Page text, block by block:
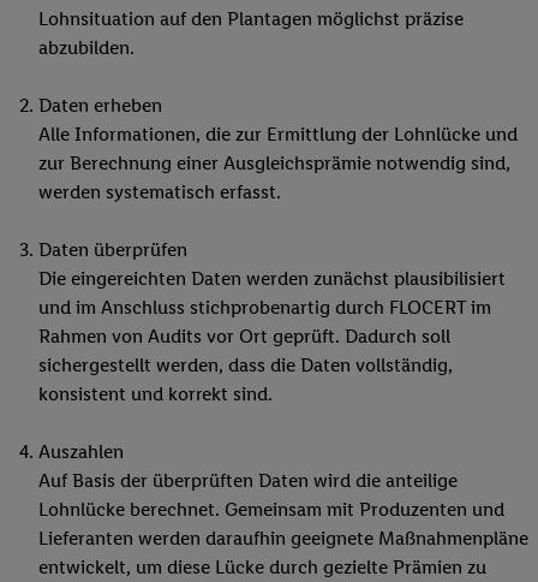
Lohnsituation auf den Plantagen möglichst präzise
abzubilden.
Daten erheben
Alle Informationen, die zur Ermittlung der Lohnlücke und
zur Berechnung einer Ausgleichsprämie notwendig sind,
werden systematisch erfasst.
Daten überprüfen
Die eingereichten Daten werden zunächst plausibilisiert
und im Anschluss stichprobenartig durch FLOCERT im
Rahmen von Audits vor Ort geprüft. Dadurch soll
sichergestellt werden, dass die Daten vollständig,
konsistent und korrekt sind.
Auszahlen
Auf Basis der überprüften Daten wird die anteilige
Lohnlücke berechnet. Gemeinsam mit Produzenten und
Lieferanten werden daraufhin geeignete Maßnahmenpläne
entwickelt, um diese Lücke durch gezielte Prämien zu